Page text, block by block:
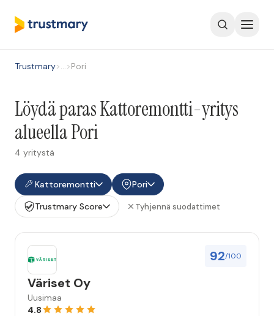
Trustmary>…>Pori
Löydä paras Kattoremontti-yritys
alueella Pori
4 yritystä
Kattoremontti
Pori
Trustmary Score
Tyhjennä suodattimet
92/100
Väriset Oy
Uusimaa
4.8